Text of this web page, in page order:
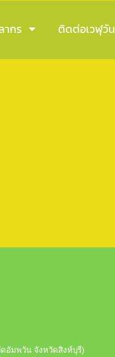
ากร ติดต่อเวฬุวัน
อัมพวัน จังหวัดสิงห์บุรี)